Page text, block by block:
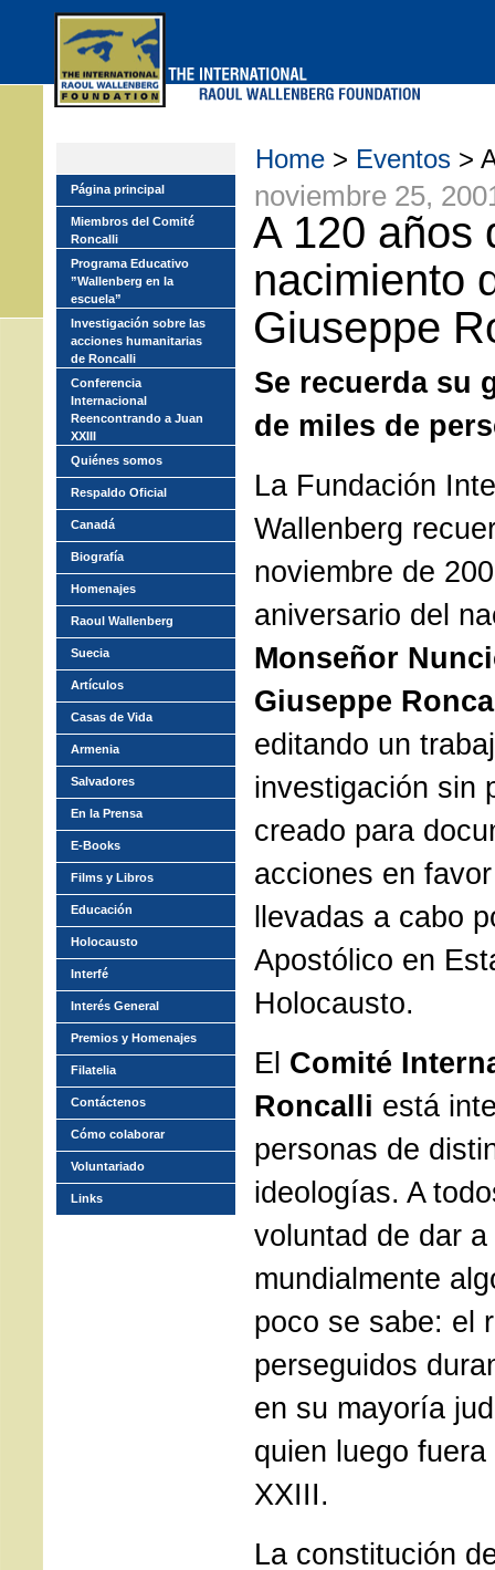
Home > Eventos >
noviembre 25,
A 120 años
nacimiento
Giuseppe
Se recuerda su
de miles de
La Fundación
Wallenberg
noviembre de
aniversario del
Monseñor
Giuseppe
editando un
investigación sin
creado para
acciones en
llevadas a cabo
Apostólico en
Holocausto.
El Comité
Roncalli está
personas de
ideologías. A
voluntad de dar
mundialmente
poco se sabe: el
perseguidos
en su mayoría
quien luego
XXIII.
La constitución
Página principal
Miembros del Comité
Roncalli
Programa Educativo
”Wallenberg en la
escuela”
Investigación sobre las
acciones humanitarias
de Roncalli
Conferencia
Internacional
Reencontrando a Juan
XXIII
Quiénes somos
Respaldo Oficial
Canadá
Biografía
Homenajes
Raoul Wallenberg
Suecia
Artículos
Casas de Vida
Armenia
Salvadores
En la Prensa
E-Books
Films y Libros
Educación
Holocausto
Interfé
Interés General
Premios y Homenajes
Filatelia
Contáctenos
Cómo colaborar
Voluntariado
Links